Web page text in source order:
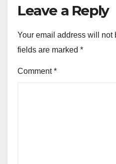
Leave a Reply
Your email address will not
fields are marked *
Comment*